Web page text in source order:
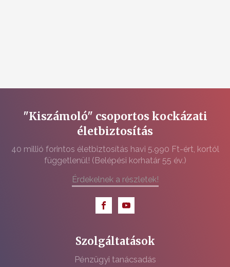
"Kiszámoló" csoportos kockázati
életbiztosítás
40 millió forintos életbiztosítás havi 5.990 Ft-ért, kortól
függetlenül! (Belépési korhatár 55 év.)
Érdekelnek a részletek!
Szolgáltatások
Pénzügyi tanácsadás